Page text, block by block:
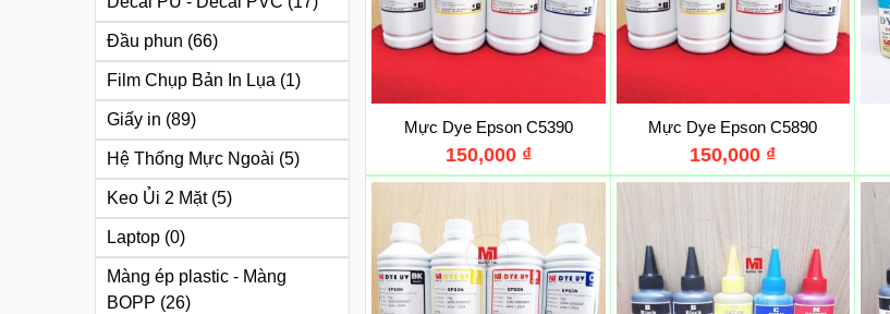
Đầu phun (66)
Film Chụp Bản In Lụa (1)
Giấy in (89)
Hệ Thống Mực Ngoài (5)
Keo Ủi 2 Mặt (5)
Laptop (0)
Màng ép plastic - Màng
BOPP (26)
Mực Dye Epson C5390
150,000 ₫
Mực Dye Epson C5890
150,000 ₫